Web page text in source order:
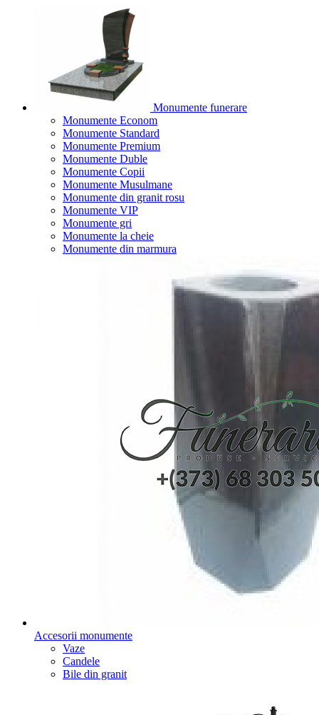
Monumente funerare
Monumente Econom
Monumente Standard
Monumente Premium
Monumente Duble
Monumente Copii
Monumente Musulmane
Monumente din granit rosu
Monumente VIP
Monumente gri
Monumente la cheie
Monumente din marmura
Accesorii monumente
Vaze
Candele
Bile din granit